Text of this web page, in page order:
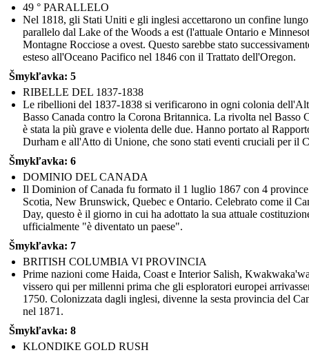
49 ° PARALLELO
Nel 1818, gli Stati Uniti e gli inglesi accettarono un confine
parallelo dal Lake of the Woods a est (l'attuale Ontario e
Montagne Rocciose a ovest. Questo sarebbe stato
esteso all'Oceano Pacifico nel 1846 con il Trattato dell'Oregon.
Šmykľavka: 5
RIBELLE DEL 1837-1838
Le ribellioni del 1837-1838 si verificarono in ogni colonia
Basso Canada contro la Corona Britannica. La rivolta nel Basso
è stata la più grave e violenta delle due. Hanno portato al
Durham e all'Atto di Unione, che sono stati eventi cruciali per il
Šmykľavka: 6
DOMINIO DEL CANADA
Il Dominion of Canada fu formato il 1 luglio 1867 con 4
Scotia, New Brunswick, Quebec e Ontario. Celebrato come il
Day, questo è il giorno in cui ha adottato la sua attuale
ufficialmente "è diventato un paese".
Šmykľavka: 7
BRITISH COLUMBIA VI PROVINCIA
Prime nazioni come Haida, Coast e Interior Salish,
vissero qui per millenni prima che gli esploratori europei
1750. Colonizzata dagli inglesi, divenne la sesta provincia del
nel 1871.
Šmykľavka: 8
KLONDIKE GOLD RUSH